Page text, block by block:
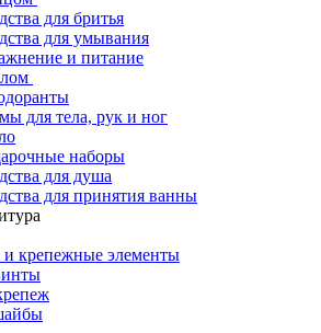
для бритья
для умывания
и питание
для тела, рук и ног
наборы
для душа
для принятия ванны
и крепежные элементы